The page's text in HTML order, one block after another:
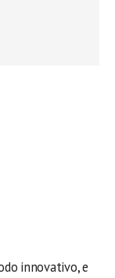
innovativo, e